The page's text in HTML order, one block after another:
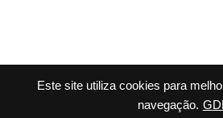
Este site utiliza cookies para
navegação.